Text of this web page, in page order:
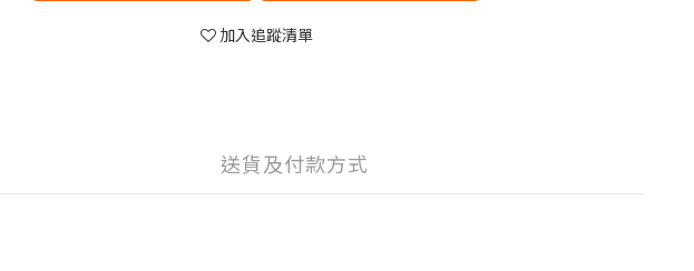
加入追蹤清單
送貨及付款方式